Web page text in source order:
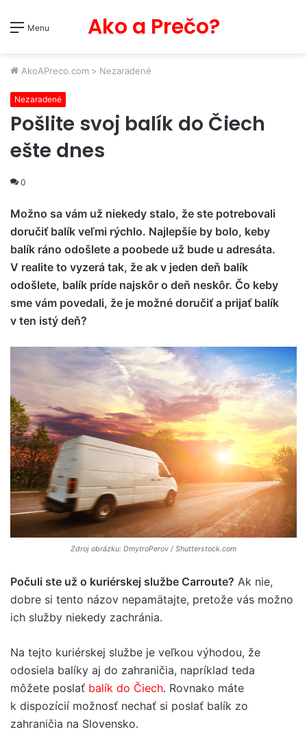
Menu Ako a Prečo?
AkoAPreco.com > Nezaradené
Nezaradené
Pošlite svoj balík do Čiech
ešte dnes
0
Možno sa vám už niekedy stalo, že ste potrebovali
doručiť balík veľmi rýchlo. Najlepšie by bolo, keby
balík ráno odošlete a poobede už bude u adresáta.
V realite to vyzerá tak, že ak v jeden deň balík
odošlete, balík príde najskôr o deň neskôr. Čo keby
sme vám povedali, že je možné doručiť a prijať balík
v ten istý deň?
Zdroj obrázku: DmytroPerov / Shutterstock.com
Počuli ste už o kuriérskej službe Carroute? Ak nie,
dobre si tento názov nepamätajte, pretože vás možno
ich služby niekedy zachránia.
Na tejto kuriérskej službe je veľkou výhodou, že
odosiela balíky aj do zahraničia, napríklad teda
môžete poslať balík do Čiech. Rovnako máte
k dispozícií možnosť nechať si poslať balík zo
zahraničia na Slovensko.